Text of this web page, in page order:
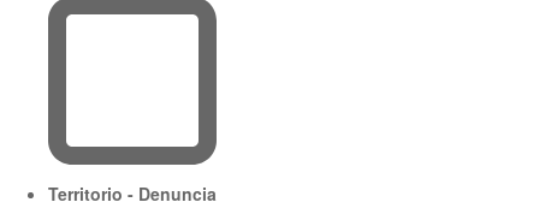
Territorio - Denuncia